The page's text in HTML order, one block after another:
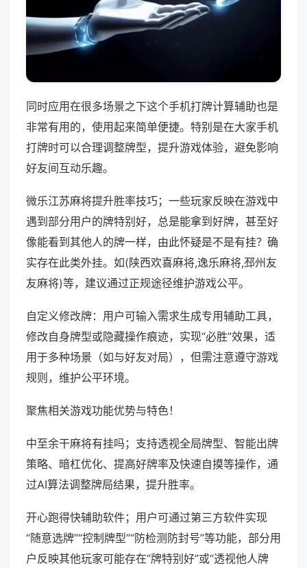
同时应用在很多场景之下这个手机打牌计算辅助也是
非常有用的，使用起来简单便捷。特别是在大家手机
打牌时可以合理调整牌型，提升游戏体验，避免影响
好友间互动乐趣。
微乐江苏麻将提升胜率技巧；一些玩家反映在游戏中
遇到部分用户的牌特别好，总是能拿到好牌，甚至好
像能看到其他人的牌一样，由此怀疑是不是有挂？确
实存在此类外挂。如(陕西欢喜麻将,逸乐麻将,邳州友
友麻将)等，建议通过正规途径维护游戏公平。
自定义修改牌：用户可输入需求生成专用辅助工具，
修改自身牌型或隐藏操作痕迹，实现“必胜”效果，适
用于多种场景（如与好友对局），但需注意遵守游戏
规则，维护公平环境。
聚焦相关游戏功能优势与特色！
中至余干麻将有挂吗；支持透视全局牌型、智能出牌
策略、暗杠优化、提高好牌率及快速自摸等操作，通
过AI算法调整牌局结果，提升胜率。
开心跑得快辅助软件；用户可通过第三方软件实现
“随意选牌”“控制牌型”“防检测防封号”等功能，部分用
户反映其他玩家可能存在“牌特别好”或“透视他人牌